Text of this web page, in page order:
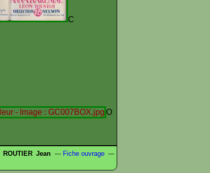
C
O
ROUTIER Jean ---Fiche ouvrage---